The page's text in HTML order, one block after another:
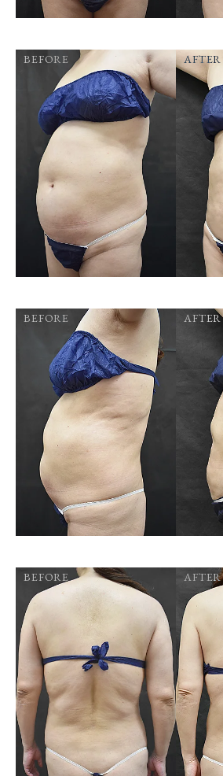
BEFORE AFTER
BEFORE AFTER
BEFORE AFTER